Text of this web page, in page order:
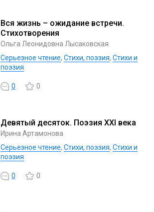
Вся жизнь – ожидание встречи.
Стихотворения
Ольга Леонидовна Лысаковская
Серьезное чтение, Cтихи, поэзия, Стихи и
поэзия
0 0
Девятый десяток. Поэзия XXI века
Ирина Артамонова
Серьезное чтение, Cтихи, поэзия, Стихи и
поэзия
0 0